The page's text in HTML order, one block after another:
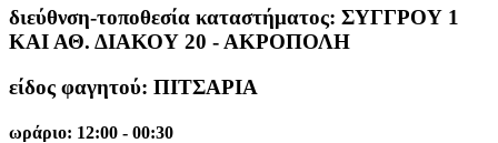
διεύθνση-τοποθεσία καταστήματος: ΣΥΓΓΡΟΥ 1
ΚΑΙ ΑΘ. ΔΙΑΚΟΥ 20 - ΑΚΡΟΠΟΛΗ
είδος φαγητού: ΠΙΤΣΑΡΙΑ
ωράριο: 12:00 - 00:30